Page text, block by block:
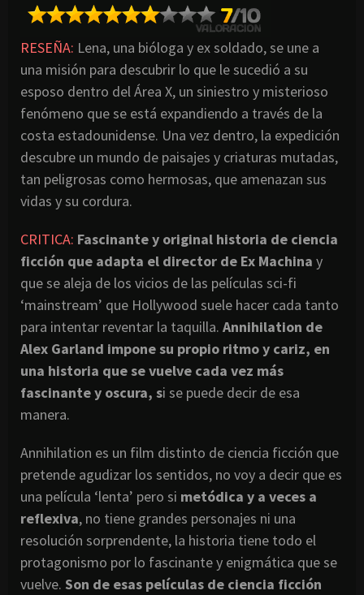
RESEÑA: Lena, una bióloga y ex soldado, se une a
una misión para descubrir lo que le sucedió a su
esposo dentro del Área X, un siniestro y misterioso
fenómeno que se está expandiendo a través de la
costa estadounidense. Una vez dentro, la expedición
descubre un mundo de paisajes y criaturas mutadas,
tan peligrosas como hermosas, que amenazan sus
vidas y su cordura.
CRITICA: Fascinante y original historia de ciencia
ficción que adapta el director de Ex Machina y
que se aleja de los vicios de las películas sci-fi
‘mainstream’ que Hollywood suele hacer cada tanto
para intentar reventar la taquilla. Annihilation de
Alex Garland impone su propio ritmo y cariz, en
una historia que se vuelve cada vez más
fascinante y oscura, si se puede decir de esa
manera.
Annihilation es un film distinto de ciencia ficción que
pretende agudizar los sentidos, no voy a decir que es
una película ‘lenta’ pero si metódica y a veces a
reflexiva, no tiene grandes personajes ni una
resolución sorprendente, la historia tiene todo el
protagonismo por lo fascinante y enigmática que se
vuelve. Son de esas películas de ciencia ficción